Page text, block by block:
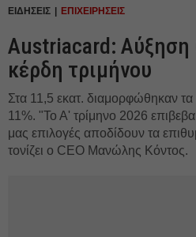
ΕΙΔΗΣΕΙΣ ΕΠΙΧΕΙΡΗΣΕΙΣ
Austriacard: Αύξηση
κέρδη τριμήνου
Στα 11,5 εκατ. διαμορφώθηκαν
11%. "Το Α' τρίμηνο 2026
μας επιλογές αποδίδουν τα
τονίζει ο CEO Μανώλης Κόντος.